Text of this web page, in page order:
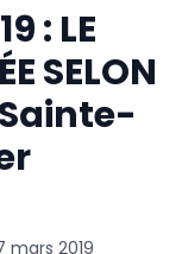
: LE
SELON
Sainte-
mars 2019